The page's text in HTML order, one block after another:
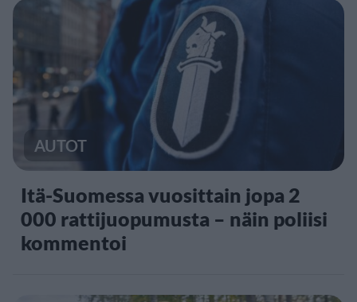
AUTOT
Itä-Suomessa vuosittain jopa 2
000 rattijuopumusta – näin poliisi
kommentoi